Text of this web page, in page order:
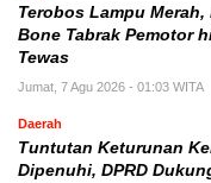
Terobos Lampu
Bone Tabrak Pemotor
Tewas
Jumat, 7 Agu 2026 - 01:03 WITA
Daerah
Tuntutan Keturunan
Dipenuhi, DPRD